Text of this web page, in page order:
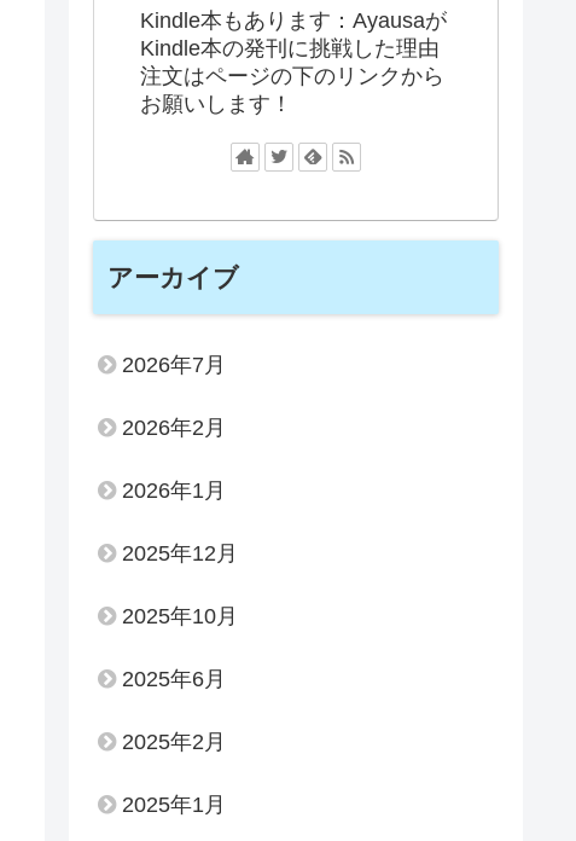
Kindle本もあります：Ayausaが
Kindle本の発刊に挑戦した理由
注文はページの下のリンクから
お願いします！
アーカイブ
2026年7月
2026年2月
2026年1月
2025年12月
2025年10月
2025年6月
2025年2月
2025年1月